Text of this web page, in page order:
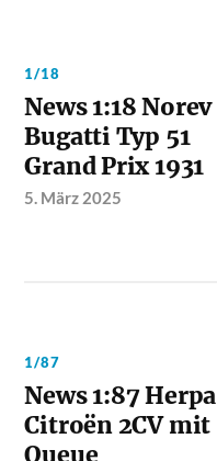
1/18
News 1:18 Norev
Bugatti Typ 51
Grand Prix 1931
5. März 2025
1/87
News 1:87 Herpa
Citroën 2CV mit
Queue